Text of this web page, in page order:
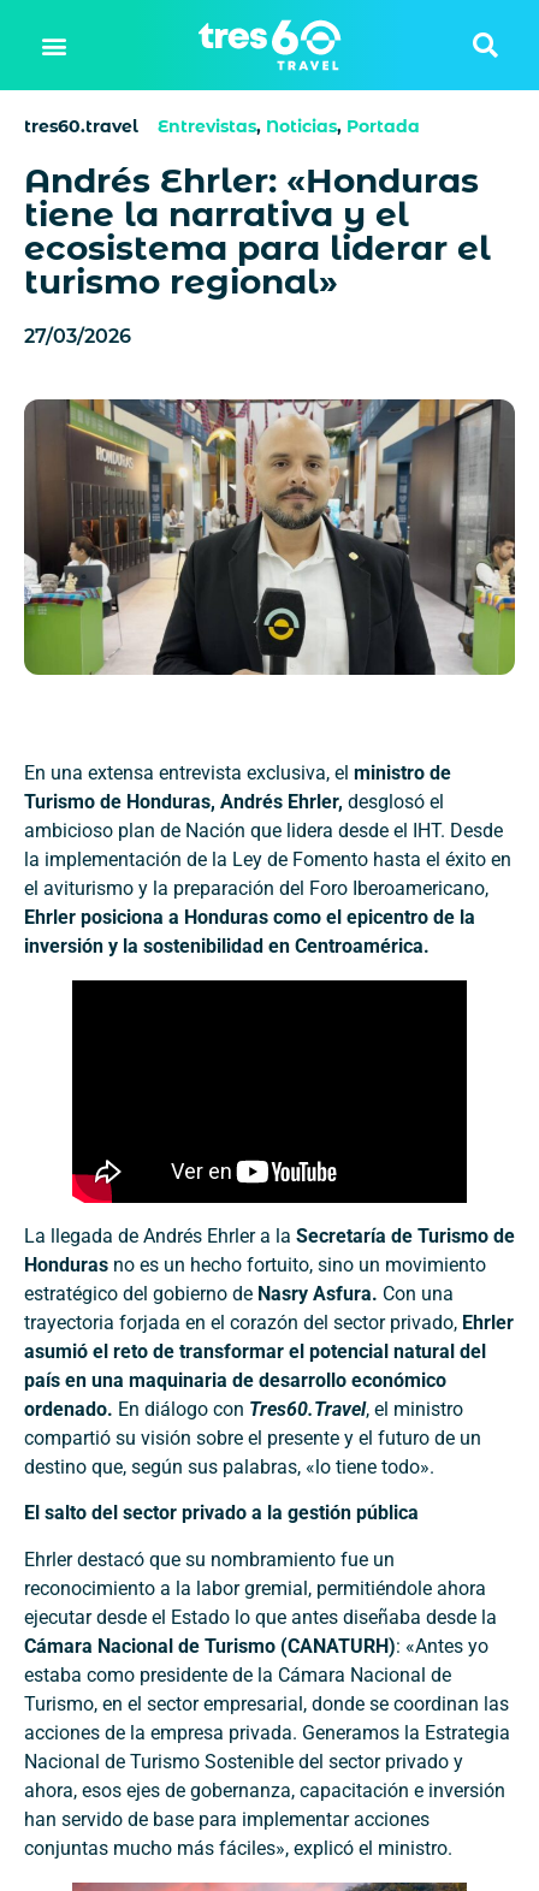
tres60.travel Entrevistas, Noticias, Portada
Andrés Ehrler: «Honduras
tiene la narrativa y el
ecosistema para liderar el
turismo regional»
27/03/2026
En una extensa entrevista exclusiva, el ministro de
Turismo de Honduras, Andrés Ehrler, desglosó el
ambicioso plan de Nación que lidera desde el IHT. Desde
la implementación de la Ley de Fomento hasta el éxito en
el aviturismo y la preparación del Foro Iberoamericano,
Ehrler posiciona a Honduras como el epicentro de la
inversión y la sostenibilidad en Centroamérica.
La llegada de Andrés Ehrler a la Secretaría de Turismo de
Honduras no es un hecho fortuito, sino un movimiento
estratégico del gobierno de Nasry Asfura. Con una
trayectoria forjada en el corazón del sector privado, Ehrler
asumió el reto de transformar el potencial natural del
país en una maquinaria de desarrollo económico
ordenado. En diálogo con Tres60.Travel, el ministro
compartió su visión sobre el presente y el futuro de un
destino que, según sus palabras, «lo tiene todo».
El salto del sector privado a la gestión pública
Ehrler destacó que su nombramiento fue un
reconocimiento a la labor gremial, permitiéndole ahora
ejecutar desde el Estado lo que antes diseñaba desde la
Cámara Nacional de Turismo (CANATURH): «Antes yo
estaba como presidente de la Cámara Nacional de
Turismo, en el sector empresarial, donde se coordinan las
acciones de la empresa privada. Generamos la Estrategia
Nacional de Turismo Sostenible del sector privado y
ahora, esos ejes de gobernanza, capacitación e inversión
han servido de base para implementar acciones
conjuntas mucho más fáciles», explicó el ministro.